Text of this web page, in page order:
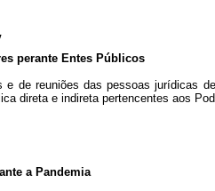
perante Entes Públicos
e de reuniões das pessoas jurídicas
direta e indireta pertencentes aos
a Pandemia